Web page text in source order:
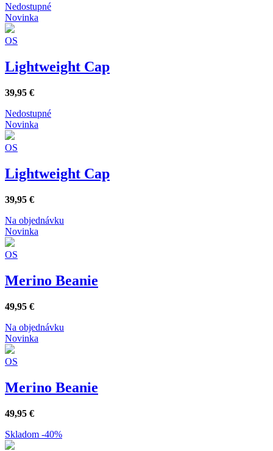
Nedostupné
Novinka
OS
Lightweight Cap
39,95 €
Nedostupné
Novinka
OS
Lightweight Cap
39,95 €
Na objednávku
Novinka
OS
Merino Beanie
49,95 €
Na objednávku
Novinka
OS
Merino Beanie
49,95 €
Skladom -40%